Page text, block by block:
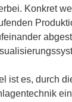
Konkret
ist es, durch